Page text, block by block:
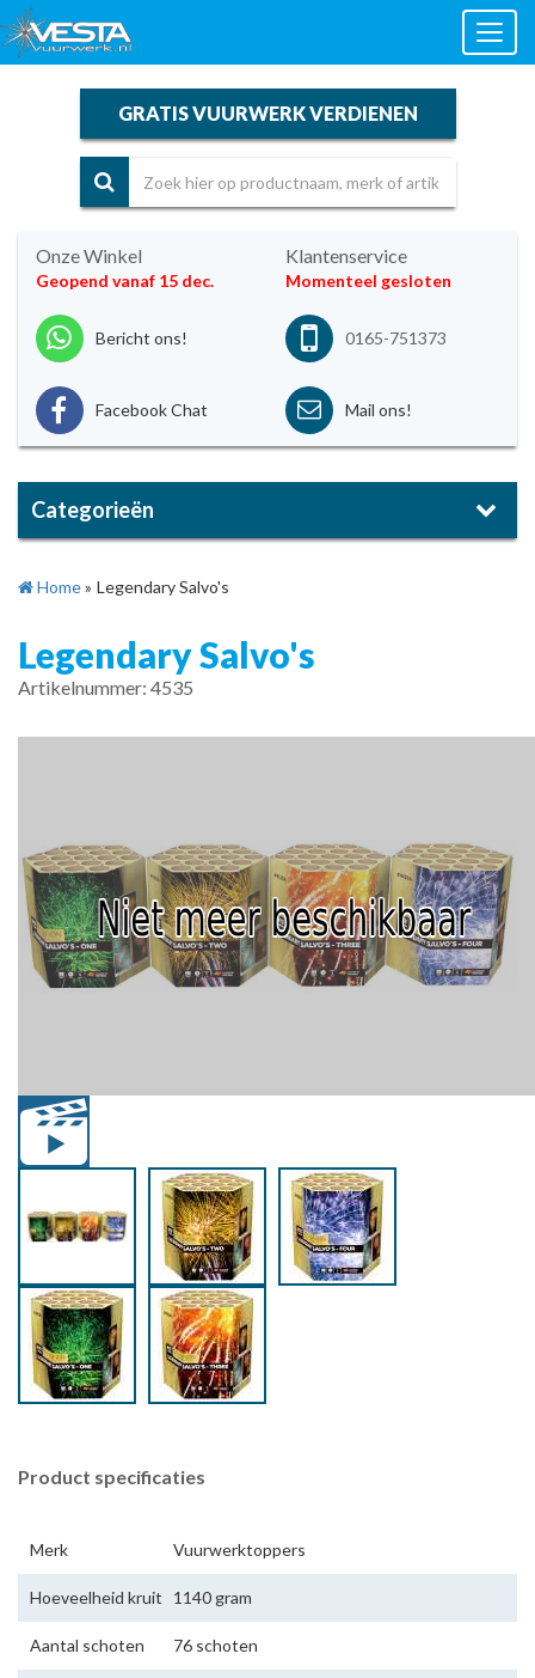
GRATIS VUURWERK VERDIENEN
Onze Winkel
Geopend vanaf 15 dec.
Klantenservice
Momenteel gesloten
Bericht ons! 0165-751373
Facebook Chat Mail ons!
Categorieën
Home» Legendary Salvo's
Legendary Salvo's
Artikelnummer: 4535
Product specificaties
Merk Vuurwerktoppers
Hoeveelheid kruit 1140 gram
Aantal schoten 76 schoten